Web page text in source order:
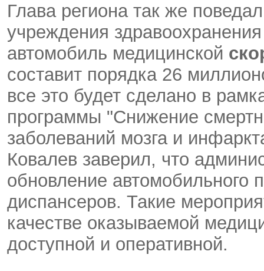
Глава региона так же
учреждения
автомобиль медицинской
составит порядка 26
все это будет сделано в
программы "Снижение
заболеваний мозга и
Ковалев заверил, что
обновление автомобильного
диспансеров. Такие
качестве оказываемой
доступной и оперативной.